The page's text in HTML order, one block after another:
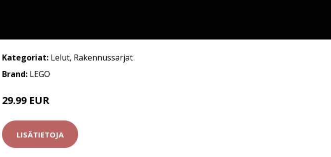
Kategoriat: Lelut, Rakennussarjat
Brand: LEGO
29.99 EUR
LISÄTIETOJA